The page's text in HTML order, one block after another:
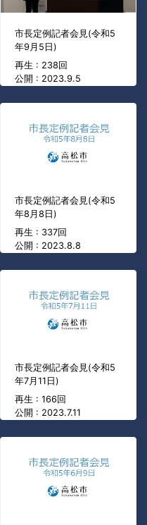
市長定例記者会見(令和5
年9月5日)
再生 : 238回
公開 : 2023.9.5
市長定例記者会見(令和5
年8月8日)
再生 : 337回
公開 : 2023.8.8
市長定例記者会見(令和5
年7月11日)
再生 : 166回
公開 : 2023.7.11